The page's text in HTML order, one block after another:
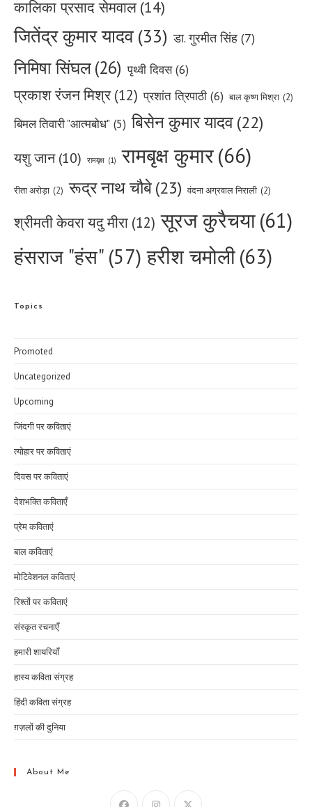
कालिका प्रसाद सेमवाल (14)
जितेंद्र कुमार यादव (33) डा. गुरमीत सिंह (7)
निमिषा सिंघल(26) पृथ्वी दिवस (6)
प्रकाश रंजन मिश्र (12) प्रशांत त्रिपाठी (6) बाल कृष्ण मिश्रा (2)
बिमल तिवारी "आत्मबोध" (5) बिसेन कुमार यादव(22)
यशु जान (10) रामबृक्ष (1) रामबृक्ष कुमार(66)
रीता अरोड़ा (2) रूद्र नाथ चौबे(23) वंदना अग्रवाल निराली (2)
श्रीमती केवरा यदु मीरा (12) सूरज कुरैचया(61)
हंसराज "हंस" (57) हरीश चमोली(63)
Topics
Promoted
Uncategorized
Upcoming
जिंदगी पर कविताएं
त्योहार पर कविताएं
दिवस पर कविताएं
देशभक्ति कविताएँ
प्रेम कविताएं
बाल कविताएं
मोटिवेशनल कविताएं
रिश्तों पर कविताएं
संस्कृत रचनाएँ
हमारी शायरियाँ
हास्य कविता संग्रह
हिंदी कविता संग्रह
ग़ज़लों की दुनिया
About Me